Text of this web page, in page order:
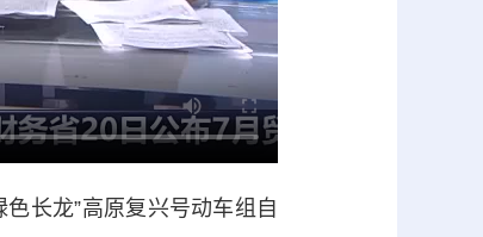
长龙”高原复兴号动车组自